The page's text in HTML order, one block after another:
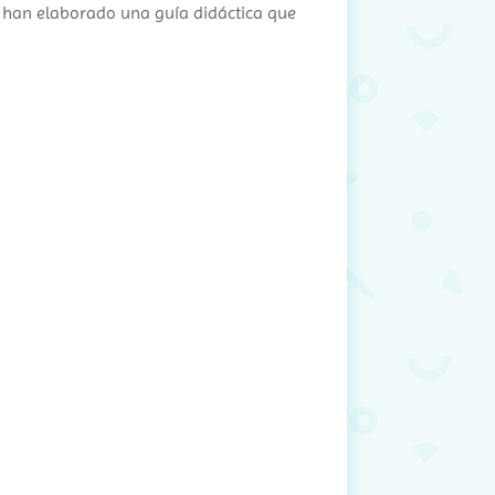
elaborado una guía didáctica que